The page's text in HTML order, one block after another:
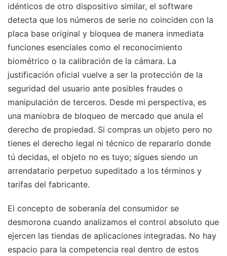
idénticos de otro dispositivo similar, el software
detecta que los números de serie no coinciden con la
placa base original y bloquea de manera inmediata
funciones esenciales como el reconocimiento
biométrico o la calibración de la cámara. La
justificación oficial vuelve a ser la protección de la
seguridad del usuario ante posibles fraudes o
manipulación de terceros. Desde mi perspectiva, es
una maniobra de bloqueo de mercado que anula el
derecho de propiedad. Si compras un objeto pero no
tienes el derecho legal ni técnico de repararlo donde
tú decidas, el objeto no es tuyo; sigues siendo un
arrendatario perpetuo supeditado a los términos y
tarifas del fabricante.
El concepto de soberanía del consumidor se
desmorona cuando analizamos el control absoluto que
ejercen las tiendas de aplicaciones integradas. No hay
espacio para la competencia real dentro de estos